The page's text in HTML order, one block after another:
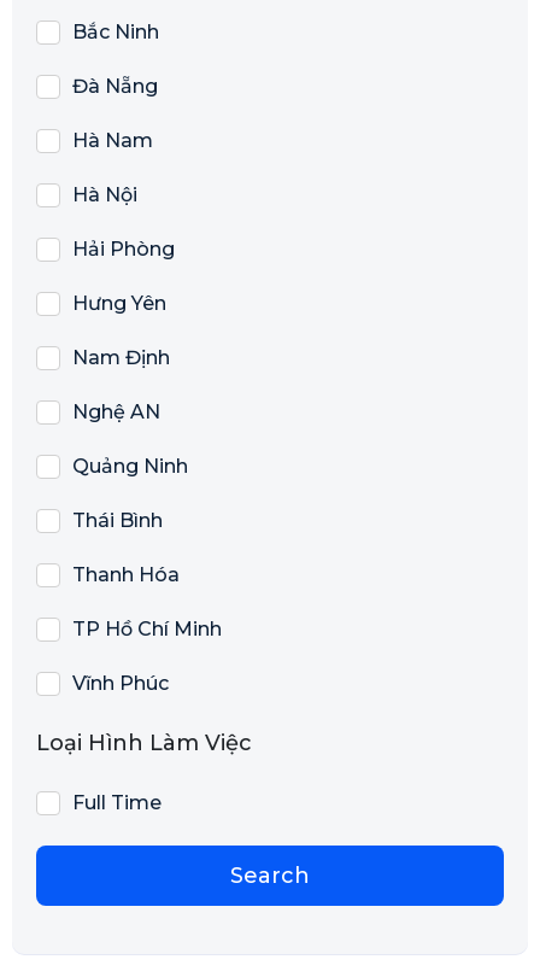
Bắc Ninh
Đà Nẵng
Hà Nam
Hà Nội
Hải Phòng
Hưng Yên
Nam Định
Nghệ AN
Quảng Ninh
Thái Bình
Thanh Hóa
TP Hồ Chí Minh
Vĩnh Phúc
Loại Hình Làm Việc
Full Time
Search